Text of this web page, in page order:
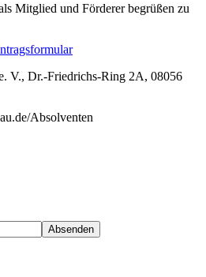
Mitglied und Förderer begrüßen zu
V., Dr.-Friedrichs-Ring 2A, 08056
Absolventen